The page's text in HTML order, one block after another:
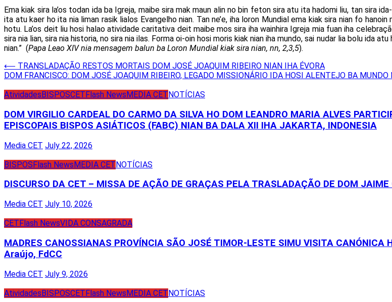
Ema kiak sira la’os todan ida ba Igreja, maibe sira mak maun alin no bin feton sira atu ita hadomi liu, tan sira
ita atu kaer ho ita nia liman rasik lialos Evangelho nian. Tan ne’e, iha loron Mundial ema kiak sira nian fo
hotu. La’os deit liu hosi halao atividade caritativa deit maibe mos sira iha wainhira Igreja mia fuan iha
sira nia lian, sira nia historia, no sira nia ilas. Forma oi-oin hosi moris kiak nian iha mundo, sai nudar lia bolu ida
nian.” (Papa Leao XIV nia mensagem balun ba Loron Mundial kiak sira nian, nn, 2,3,5).
Post
navigation
⟵ TRANSLADAÇÃO RESTOS MORTAIS DOM JOSÉ JOAQUIM RIBEIRO NIAN IHA ÉVORA
DOM FRANCISCO: DOM JOSÉ JOAQUIM RIBEIRO, LEGADO MISSIONÁRIO IDA HOSI ALENTEJO BA MUNDO
Atividades BISPOSCET Flash News MEDIA CET NOTÍCIAS
DOM VIRGILIO CARDEAL DO CARMO DA SILVA HO DOM LEANDRO MARIA ALVES
EPISCOPAIS BISPOS ASIÁTICOS (FABC) NIAN BA DALA XII IHA JAKARTA, INDONESIA
Media CET July 22, 2026
BISPOSFlash NewsMEDIA CETNOTÍCIAS
DISCURSO DA CET – MISSA DE AÇÃO DE GRAÇAS PELA TRASLADAÇÃO DE DOM
Media CET July 10, 2026
CETFlash NewsVIDA CONSAGRADA
MADRES CANOSSIANAS PROVÍNCIA SÃO JOSÉ TIMOR-LESTE SIMU VISITA CANÓNICA
Araújo, FdCC
Media CET July 9, 2026
AtividadesBISPOSCETFlash NewsMEDIA CETNOTÍCIAS